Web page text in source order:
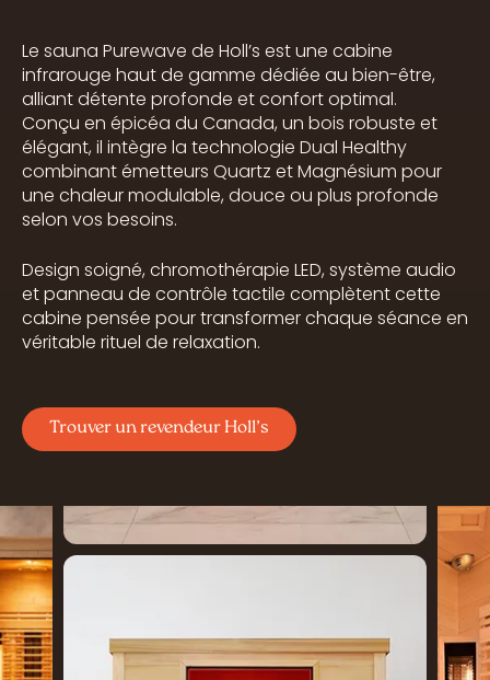
Le sauna Purewave de Holl’s est une cabine
infrarouge haut de gamme dédiée au bien-être,
alliant détente profonde et confort optimal.
Conçu en épicéa du Canada, un bois robuste et
élégant, il intègre la technologie Dual Healthy
combinant émetteurs Quartz et Magnésium pour
une chaleur modulable, douce ou plus profonde
selon vos besoins.
Design soigné, chromothérapie LED, système audio
et panneau de contrôle tactile complètent cette
cabine pensée pour transformer chaque séance en
véritable rituel de relaxation.
Trouver un revendeur Holl’s